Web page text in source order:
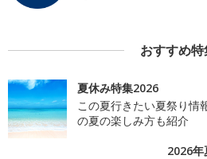
おすすめ特
夏休み特集2026
この夏行きたい夏祭り情
の夏の楽しみ方も紹介
2026年